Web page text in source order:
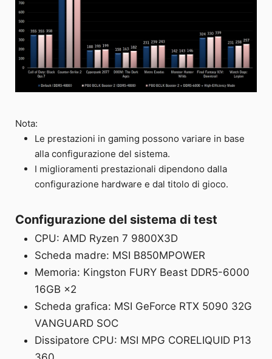
Nota:
Le prestazioni in gaming possono variare in base
alla configurazione del sistema.
I miglioramenti prestazionali dipendono dalla
configurazione hardware e dal titolo di gioco.
Configurazione del sistema di test
CPU: AMD Ryzen 7 9800X3D
Scheda madre: MSI B850MPOWER
Memoria: Kingston FURY Beast DDR5-6000
16GB ×2
Scheda grafica: MSI GeForce RTX 5090 32G
VANGUARD SOC
Dissipatore CPU: MSI MPG CORELIQUID P13